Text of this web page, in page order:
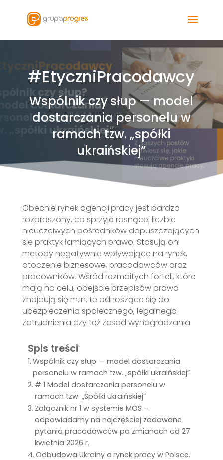
#EtyczniPracodawcy
Wspólnik czy słup — model
dostarczania personelu w
ramach tzw. „spółki
ukraińskiej”
Obecnie rynek agencji pracy jest bardzo
rozproszony, co sprzyja rosnącej liczbie
nieuczciwych pośredników dopuszczających
się praktyk łamiących prawo. Stosują oni
metody negatywnie wpływające na rynek,
otoczenie biznesowe, pracodawców oraz
pracowników. Wśród rozmaitych forteli, które
mają na celu, obejście przepisów prawa
znajdują się m.in. te odnoszące się do
ubezpieczenia społecznego, legalnego
zatrudnienia czy też zasad wynagradzania.
Spis treści
Wspólnik czy słup — model dostarczania
personelu w ramach tzw. „spółki ukraińskiej”
# 1 Model dostarczania personelu w
ramach tzw. „Spółki ukraińskiej”
Załącznik nr 1 w systemie MOS –
odpowiadamy na najczęściej zadawane
pytania pracodawców po zmianach od 27
kwietnia 2026 r.
Odbudowa Ukrainy a rynek pracy w Polsce.